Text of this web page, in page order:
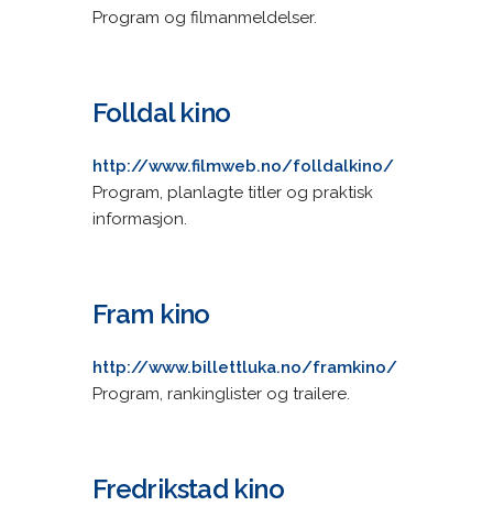
Program og filmanmeldelser.
Folldal kino
http://www.filmweb.no/folldalkino/
Program, planlagte titler og praktisk
informasjon.
Fram kino
http://www.billettluka.no/framkino/
Program, rankinglister og trailere.
Fredrikstad kino